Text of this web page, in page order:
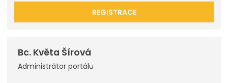
REGISTRACE
Bc. Květa Šírová
Administrátor portálu